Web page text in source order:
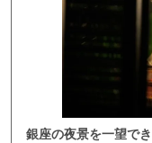
銀座の夜景を一望で